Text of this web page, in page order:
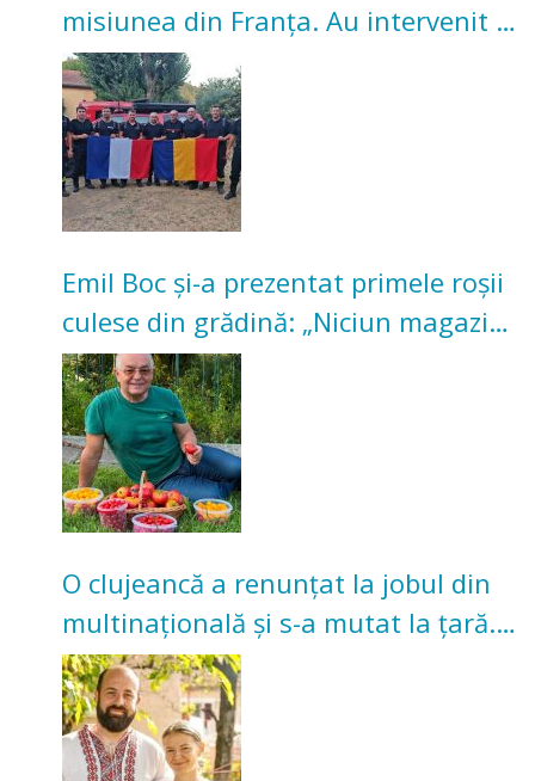
misiunea din Franța. Au intervenit la
incendii de vegetație și pădure
Emil Boc și-a prezentat primele roșii
culese din grădină: „Niciun magazin
nu poate oferi această satisfacție”
O clujeancă a renunțat la jobul din
multinațională și s-a mutat la țară.
Acum cultivă legume în grădina
bunicilor